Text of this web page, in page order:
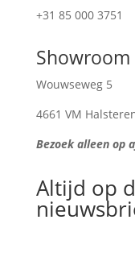
+31 85 000 3751
Showroom
Wouwseweg 5
4661 VM
Bezoek alleen op
Altijd op